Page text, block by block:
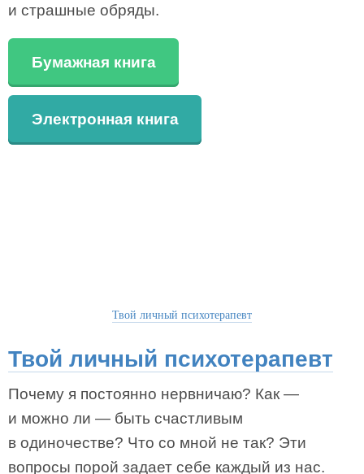
и страшные обряды.
Бумажная книга
Электронная книга
Твой личный психотерапевт
Твой личный психотерапевт
Почему я постоянно нервничаю? Как —
и можно ли — быть счастливым
в одиночестве? Что со мной не так? Эти
вопросы порой задает себе каждый из нас.